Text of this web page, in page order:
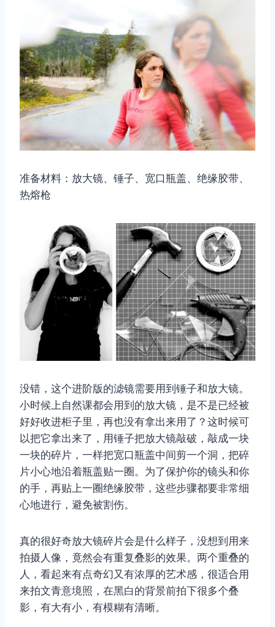
准备材料：放大镜、锤子、宽口瓶盖、绝缘胶带、
热熔枪
没错，这个进阶版的滤镜需要用到锤子和放大镜。
小时候上自然课都会用到的放大镜，是不是已经被
好好收进柜子里，再也没有拿出来用了？这时候可
以把它拿出来了，用锤子把放大镜敲破，敲成一块
一块的碎片，一样把宽口瓶盖中间剪一个洞，把碎
片小心地沿着瓶盖贴一圈。为了保护你的镜头和你
的手，再贴上一圈绝缘胶带，这些步骤都要非常细
心地进行，避免被割伤。
真的很好奇放大镜碎片会是什么样子，没想到用来
拍摄人像，竟然会有重复叠影的效果。两个重叠的
人，看起来有点奇幻又有浓厚的艺术感，很适合用
来拍文青意境照，在黑白的背景前拍下很多个叠
影，有大有小，有模糊有清晰。